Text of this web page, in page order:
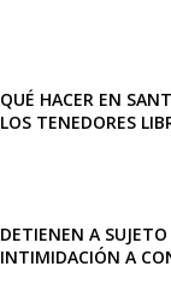
QUÉ HACER EN
LOS TENEDORES
DETIENEN A
INTIMIDACIÓN A